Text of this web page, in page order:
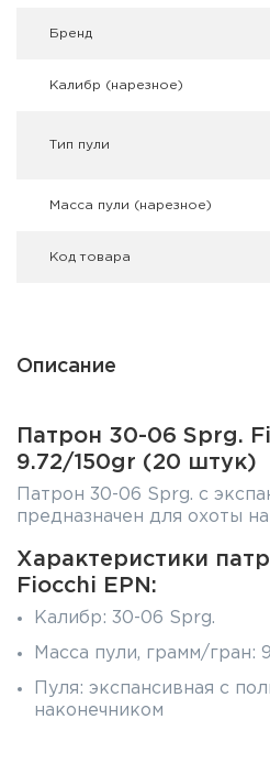
Сигнальные средства
Дартс
Аксессуары
Брeнд
Калибр (нарезное)
Тип пули
Масса пули (нарезное)
Код товара
Описание
Патрон 30-06 Sprg.
9.72/150gr (20 штук)
Патрон 30-06 Sprg. с
предназначен для охоты
Характеристики
Fiocchi EPN:
Калибр: 30-06 Sprg.
Масса пули, грамм/гран:
Пуля: экспансивная с
наконечником